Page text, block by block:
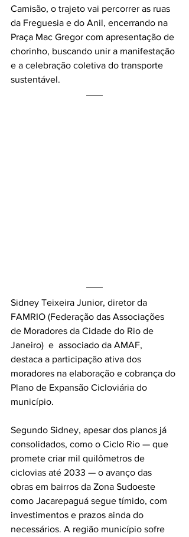
Camisão, o trajeto vai percorrer as ruas
da Freguesia e do Anil, encerrando na
Praça Mac Gregor com apresentação de
chorinho, buscando unir a manifestação
e a celebração coletiva do transporte
sustentável.
Sidney Teixeira Junior, diretor da
FAMRIO (Federação das Associações
de Moradores da Cidade do Rio de
Janeiro)  e  associado da AMAF,
destaca a participação ativa dos
moradores na elaboração e cobrança do
Plano de Expansão Cicloviária do
município.
Segundo Sidney, apesar dos planos já
consolidados, como o Ciclo Rio — que
promete criar mil quilômetros de
ciclovias até 2033 — o avanço das
obras em bairros da Zona Sudoeste
como Jacarepaguá segue tímido, com
investimentos e prazos ainda do
necessários. A região município sofre